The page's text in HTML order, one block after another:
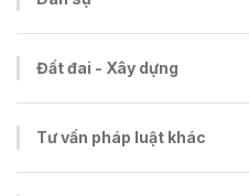
Đất đai - Xây dựng
Tư vấn pháp luật khác